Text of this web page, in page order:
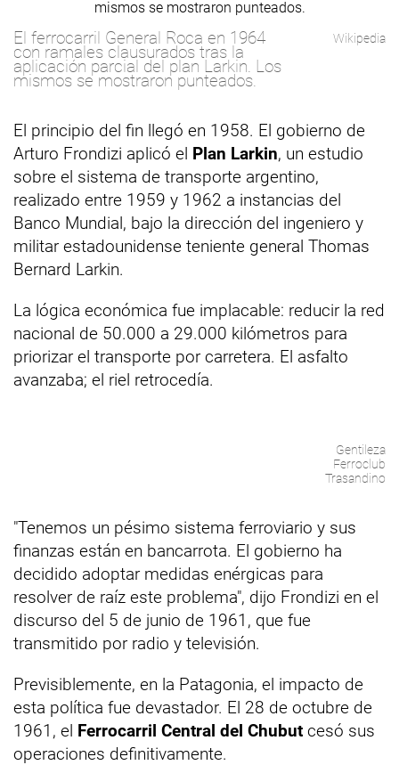
El ferrocarril General Roca en 1964
con ramales clausurados tras la
aplicación parcial del plan Larkin. Los
mismos se mostraron punteados.
Wikipedia
El principio del fin llegó en 1958. El gobierno de
Arturo Frondizi aplicó el Plan Larkin, un estudio
sobre el sistema de transporte argentino,
realizado entre 1959 y 1962 a instancias del
Banco Mundial, bajo la dirección del ingeniero y
militar estadounidense teniente general Thomas
Bernard Larkin.
La lógica económica fue implacable: reducir la red
nacional de 50.000 a 29.000 kilómetros para
priorizar el transporte por carretera. El asfalto
avanzaba; el riel retrocedía.
Gentileza
Ferroclub
Trasandino
"Tenemos un pésimo sistema ferroviario y sus
finanzas están en bancarrota. El gobierno ha
decidido adoptar medidas enérgicas para
resolver de raíz este problema", dijo Frondizi en el
discurso del 5 de junio de 1961, que fue
transmitido por radio y televisión.
Previsiblemente, en la Patagonia, el impacto de
esta política fue devastador. El 28 de octubre de
1961, el Ferrocarril Central del Chubut cesó sus
operaciones definitivamente.